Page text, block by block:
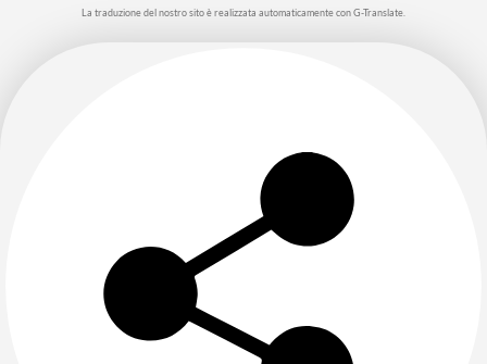
La traduzione del nostro sito è realizzata automaticamente con G-Translate.